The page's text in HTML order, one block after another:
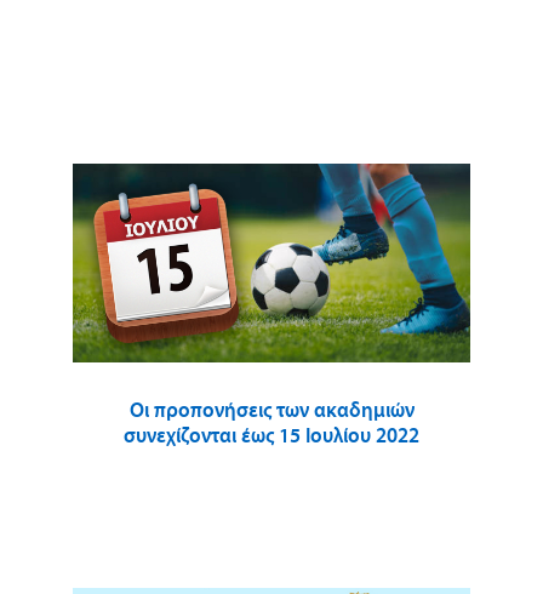
Οι προπονήσεις των ακαδημιών
συνεχίζονται έως 15 Ιουλίου 2022